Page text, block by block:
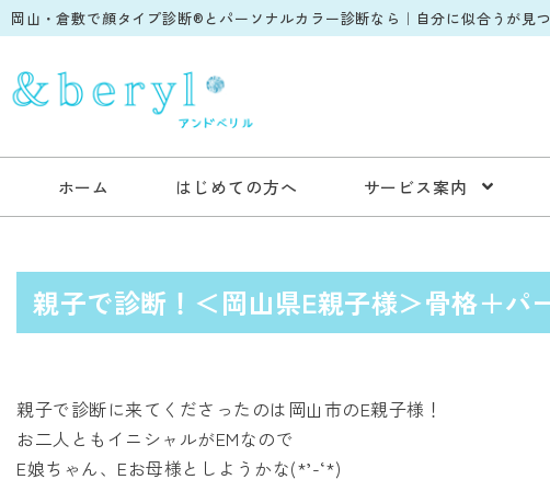
岡山・倉敷で顔タイプ診断®︎とパーソナルカラー診断なら｜自分に似合うが見
ホーム はじめての方へ サービス案内
親子で診断！＜岡山県E親子様＞骨格＋パ
親子で診断に来てくださったのは岡山市のE親子様！
お二人ともイニシャルがEMなので
E娘ちゃん、Eお母様としようかな(*’-‘*)